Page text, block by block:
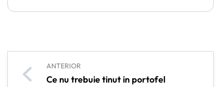
ANTERIOR
Ce nu trebuie tinut in portofel